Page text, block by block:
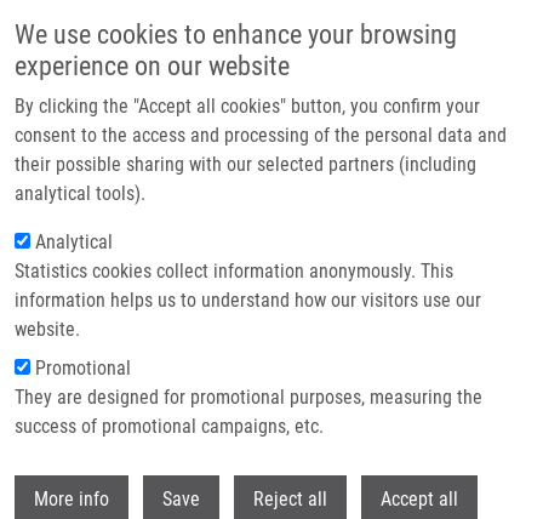
We use cookies to enhance your browsing
experience on our website
By clicking the "Accept all cookies" button, you confirm your
consent to the access and processing of the personal data and
their possible sharing with our selected partners (including
analytical tools).
Analytical
Statistics cookies collect information anonymously. This
information helps us to understand how our visitors use our
website.
Promotional
They are designed for promotional purposes, measuring the
success of promotional campaigns, etc.
More info Save Reject all Accept all
Header image
Drobečková navigace
Domů Kočvarová Markéta
Kočvarová Markéta